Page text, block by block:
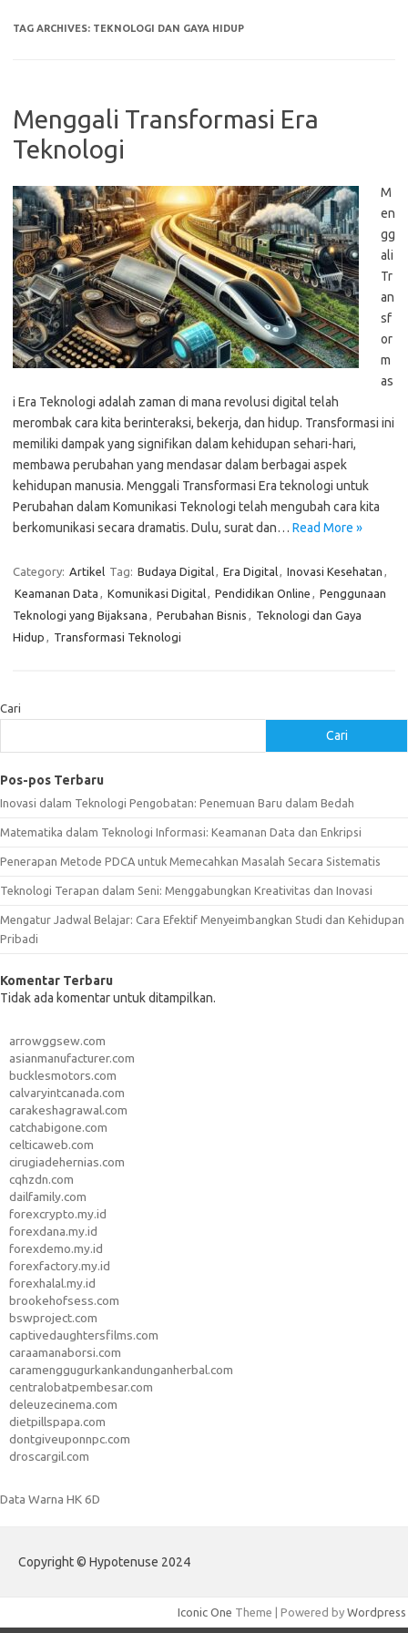
TAG ARCHIVES: TEKNOLOGI DAN GAYA HIDUP
Menggali Transformasi Era
Teknologi
M
en
gg
ali
Tr
an
sf
or
m
as
i Era Teknologi adalah zaman di mana revolusi digital telah
merombak cara kita berinteraksi, bekerja, dan hidup. Transformasi ini
memiliki dampak yang signifikan dalam kehidupan sehari-hari,
membawa perubahan yang mendasar dalam berbagai aspek
kehidupan manusia. Menggali Transformasi Era teknologi untuk
Perubahan dalam Komunikasi Teknologi telah mengubah cara kita
berkomunikasi secara dramatis. Dulu, surat dan… Read More »
Category: Artikel Tag: Budaya Digital, Era Digital, Inovasi Kesehatan ,
Keamanan Data , Komunikasi Digital, Pendidikan Online , Penggunaan
Teknologi yang Bijaksana , Perubahan Bisnis , Teknologi dan Gaya
Hidup , Transformasi Teknologi
Cari
Cari
Pos-pos Terbaru
Inovasi dalam Teknologi Pengobatan: Penemuan Baru dalam Bedah
Matematika dalam Teknologi Informasi: Keamanan Data dan Enkripsi
Penerapan Metode PDCA untuk Memecahkan Masalah Secara Sistematis
Teknologi Terapan dalam Seni: Menggabungkan Kreativitas dan Inovasi
Mengatur Jadwal Belajar: Cara Efektif Menyeimbangkan Studi dan Kehidupan
Pribadi
Komentar Terbaru
Tidak ada komentar untuk ditampilkan.
arrowggsew.com
asianmanufacturer.com
bucklesmotors.com
calvaryintcanada.com
carakeshagrawal.com
catchabigone.com
celticaweb.com
cirugiadehernias.com
cqhzdn.com
dailfamily.com
forexcrypto.my.id
forexdana.my.id
forexdemo.my.id
forexfactory.my.id
forexhalal.my.id
brookehofsess.com
bswproject.com
captivedaughtersfilms.com
caraamanaborsi.com
caramenggugurkankandunganherbal.com
centralobatpembesar.com
deleuzecinema.com
dietpillspapa.com
dontgiveuponnpc.com
droscargil.com
Data Warna HK 6D
Copyright © Hypotenuse 2024
Iconic One Theme | Powered by Wordpress